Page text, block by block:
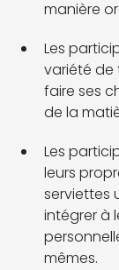
manière
Les
variété de
faire ses
de la
Les
leurs
serviettes
intégrer à
mêmes.